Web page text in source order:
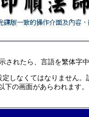
れたら、言語を繁体字
しなくてはなりません
下の画面があらわれま